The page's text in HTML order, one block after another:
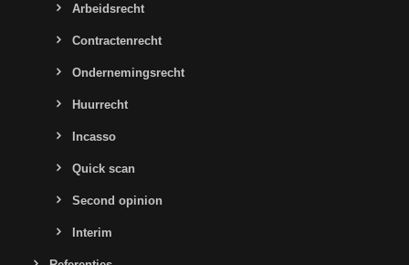
Arbeidsrecht
Contractenrecht
Ondernemingsrecht
Huurrecht
Incasso
Quick scan
Second opinion
Interim